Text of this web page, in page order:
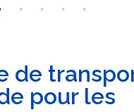
de
pour les